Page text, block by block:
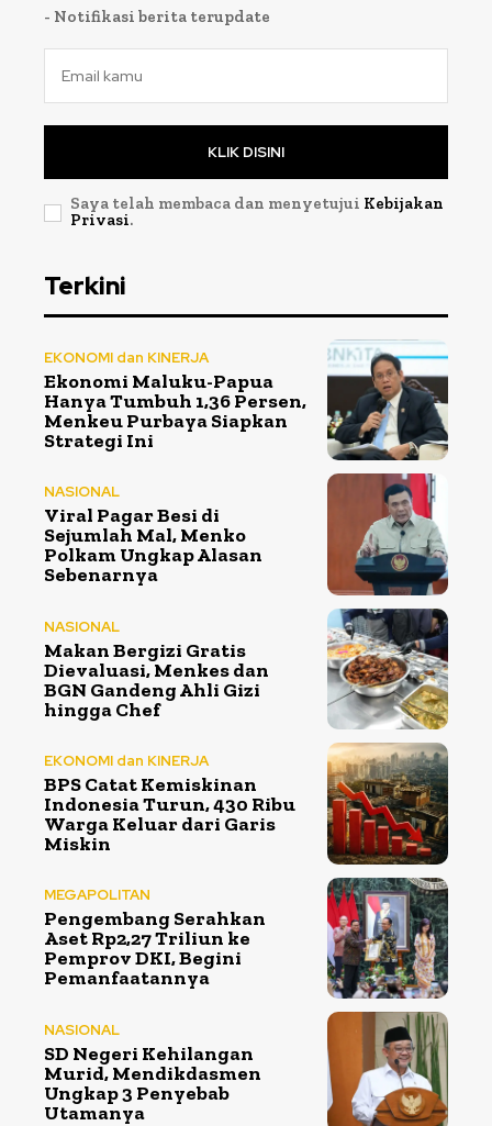
- Notifikasi berita terupdate
KLIK DISINI
Saya telah membaca dan menyetujui Kebijakan
Privasi.
Terkini
EKONOMI dan KINERJA
Ekonomi Maluku-Papua
Hanya Tumbuh 1,36 Persen,
Menkeu Purbaya Siapkan
Strategi Ini
NASIONAL
Viral Pagar Besi di
Sejumlah Mal, Menko
Polkam Ungkap Alasan
Sebenarnya
NASIONAL
Makan Bergizi Gratis
Dievaluasi, Menkes dan
BGN Gandeng Ahli Gizi
hingga Chef
EKONOMI dan KINERJA
BPS Catat Kemiskinan
Indonesia Turun, 430 Ribu
Warga Keluar dari Garis
Miskin
MEGAPOLITAN
Pengembang Serahkan
Aset Rp2,27 Triliun ke
Pemprov DKI, Begini
Pemanfaatannya
NASIONAL
SD Negeri Kehilangan
Murid, Mendikdasmen
Ungkap 3 Penyebab
Utamanya